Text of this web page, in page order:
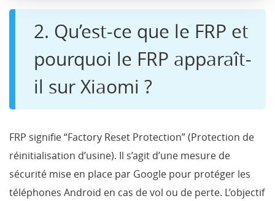
2. Qu’est-ce que le FRP et
pourquoi le FRP apparaît-
il sur Xiaomi ?
FRP signifie “Factory Reset Protection” (Protection de
réinitialisation d’usine). Il s’agit d’une mesure de
sécurité mise en place par Google pour protéger les
téléphones Android en cas de vol ou de perte. L’objectif